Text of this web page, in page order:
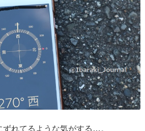
れてるような気がする…。